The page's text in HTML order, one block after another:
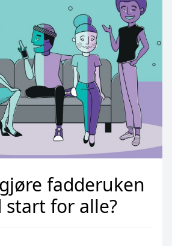
fadderuken
for alle?